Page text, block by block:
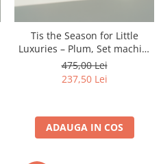
Tis the Season for Little
Luxuries – Plum, Set machiaj
pentru nuante profunde si
efect sofisticat
475,00 Lei
237,50 Lei
ADAUGA IN COS